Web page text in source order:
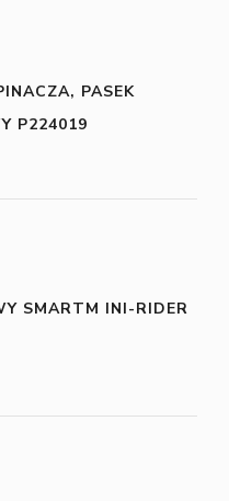
PASEK
P224019
SMARTM INI-RIDER